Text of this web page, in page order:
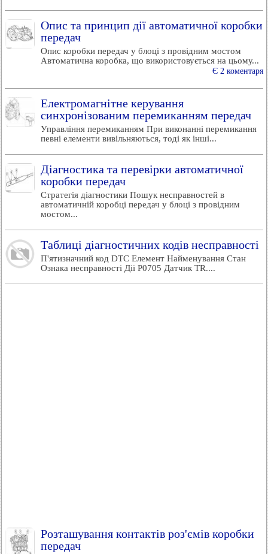
Опис та принцип дії автоматичної коробки
передач
Опис коробки передач у блоці з провідним мостом
Автоматична коробка, що використовується на цьому...
Є 2 коментаря
Електромагнітне керування
синхронізованим перемиканням передач
Управління перемиканням При виконанні перемикання
певні елементи вивільняються, тоді як інші...
Діагностика та перевірки автоматичної
коробки передач
Стратегія діагностики Пошук несправностей в
автоматичній коробці передач у блоці з провідним
мостом...
Таблиці діагностичних кодів несправності
П'ятизначний код DTC Елемент Найменування Стан
Ознака несправності Дії P0705 Датчик TR....
Розташування контактів роз'ємів коробки
передач